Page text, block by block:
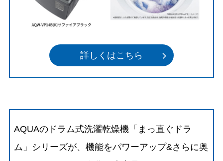
詳しくはこちら
AQUAのドラム式洗濯乾燥機「まっ直ぐドラ
ム」シリーズが、機能をパワーアップ&さらに奥